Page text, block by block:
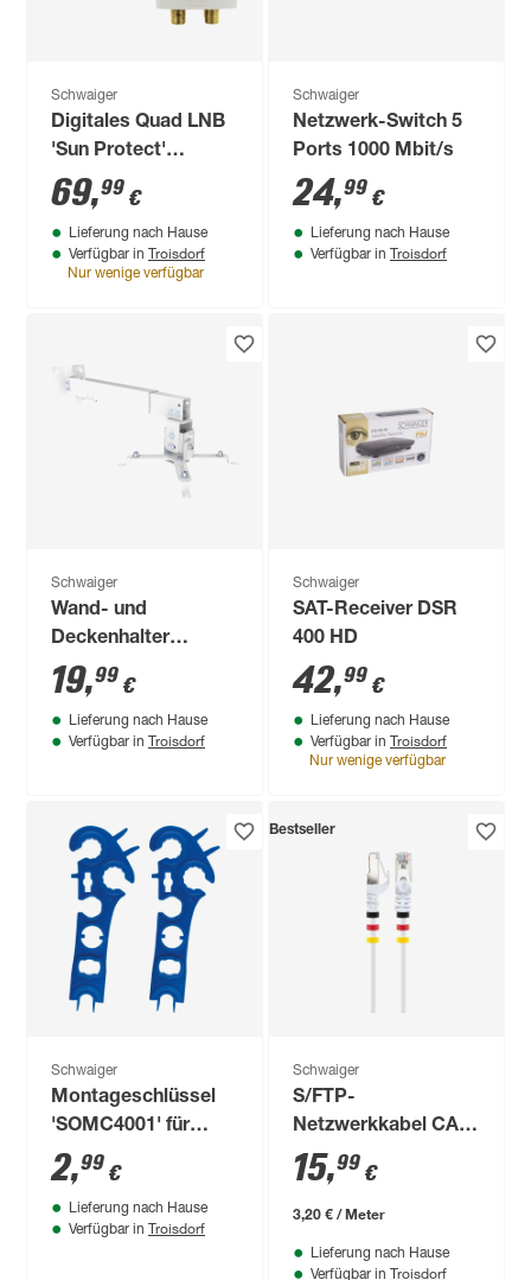
Schwaiger
Digitales Quad LNB
'Sun Protect'
hellgrau
69,99 €
Lieferung nach Hause
Verfügbar in Troisdorf
Nur wenige verfügbar
Schwaiger
Netzwerk-Switch 5
Ports 1000 Mbit/s
24,99 €
Lieferung nach Hause
Verfügbar in Troisdorf
Schwaiger
Wand- und
Deckenhalter
'Beamer' für
Projektoren und
Beamer
19,99 €
Lieferung nach Hause
Verfügbar in Troisdorf
Schwaiger
SAT-Receiver DSR
400 HD
42,99 €
Lieferung nach Hause
Verfügbar in Troisdorf
Nur wenige verfügbar
Schwaiger
Montageschlüssel
'SOMC4001' für
Solarstecker 2 Stück
2,99 €
Lieferung nach Hause
Verfügbar in Troisdorf
Bestseller
Schwaiger
S/FTP-
Netzwerkkabel CAT
7 weiß 5 m
15,99 €
3,20 € / Meter
Lieferung nach Hause
Verfügbar in Troisdorf